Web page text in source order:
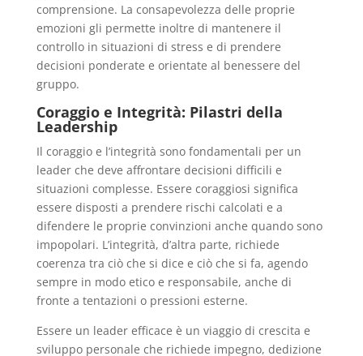
comprensione. La consapevolezza delle proprie
emozioni gli permette inoltre di mantenere il
controllo in situazioni di stress e di prendere
decisioni ponderate e orientate al benessere del
gruppo.
Coraggio e Integrità: Pilastri della
Leadership
Il coraggio e l’integrità sono fondamentali per un
leader che deve affrontare decisioni difficili e
situazioni complesse. Essere coraggiosi significa
essere disposti a prendere rischi calcolati e a
difendere le proprie convinzioni anche quando sono
impopolari. L’integrità, d’altra parte, richiede
coerenza tra ciò che si dice e ciò che si fa, agendo
sempre in modo etico e responsabile, anche di
fronte a tentazioni o pressioni esterne.
Essere un leader efficace è un viaggio di crescita e
sviluppo personale che richiede impegno, dedizione